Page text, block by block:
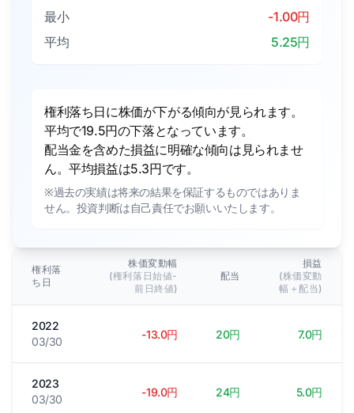
最小
-1.00円
平均
5.25円
権利落ち日に株価が下がる傾向が見られます。
平均で19.5円の下落となっています。
配当金を含めた損益に明確な傾向は見られませ
ん。平均損益は5.3円です。
※過去の実績は将来の結果を保証するものではありま
せん。投資判断は自己責任でお願いいたします。
権利落
ち日
株価変動幅
(権利落日始値-
前日終値)
配当
損益
(株価変動
幅＋配当)
2022
03/30
-13.0円 20円 7.0円
2023
03/30
-19.0円 24円 5.0円